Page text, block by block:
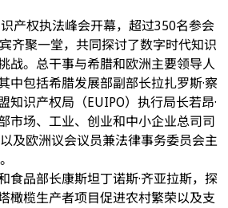
产权执法峰会开幕，超过350名参会
齐聚一堂，共同探讨了数字时代知识
战。总干事与希腊和欧洲主要领导人
中包括希腊发展部副部长拉扎罗斯·察
知识产权局（EUIPO）执行局长若昂·
市场、工业、创业和中小企业总司司
及欧洲议会议员兼法律事务委员会主
食品部长康斯坦丁诺斯·齐亚拉斯，探
橄榄生产者项目促进农村繁荣以及支